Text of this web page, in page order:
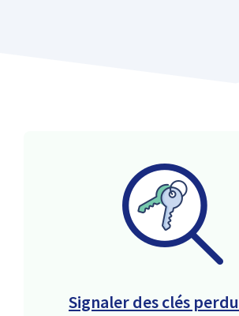
Signaler des clés